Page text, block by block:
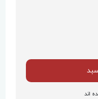
اند